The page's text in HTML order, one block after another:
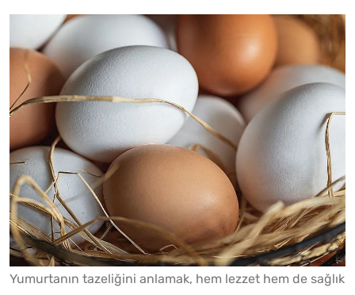
Yumurtanın tazeliğini anlamak, hem lezzet hem de sağlık